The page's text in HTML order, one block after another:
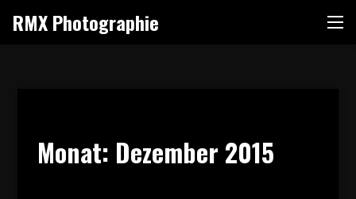
Inhalt
RMX Photographie
Monat: Dezember 2015